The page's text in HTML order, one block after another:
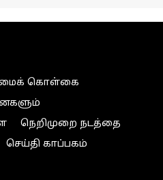
கொள்கை
நெறிமுறை நடத்தை
செய்தி காப்பகம்